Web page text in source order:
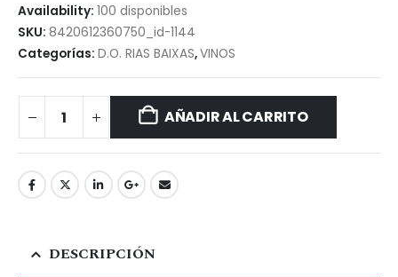
Availability: 100 disponibles
SKU: 8420612360750_id-1144
Categorías: D.O. RIAS BAIXAS,VINOS
AÑADIR AL CARRITO
DESCRIPCIÓN